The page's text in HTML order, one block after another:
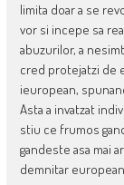
limita doar a se
vor si incepe sa
abuzurilor, a
cred protejatzi de
ieuropean,
Asta a invatzat
stiu ce frumos
gandeste asa mai
demnitar